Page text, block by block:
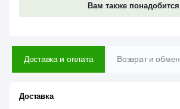
Вам также понадобится
Доставка и оплата Возврат и обмен
Доставка